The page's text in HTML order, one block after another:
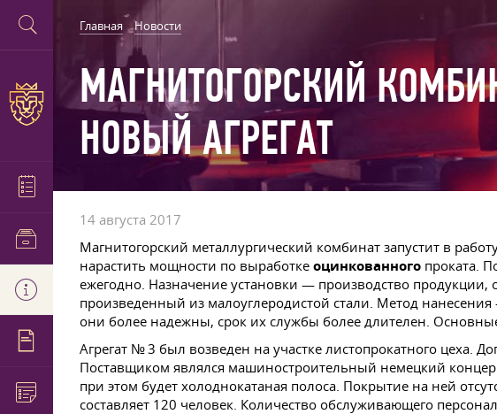
Главная Новости
МАГНИТОГОРСКИЙ
НОВЫЙ АГРЕГАТ
14 августа 2017
Магнитогорский металлургический комбинат запустит в
нарастить мощности по выработке оцинкованного проката.
ежегодно. Назначение установки — производство продукции,
произведенный из малоуглеродистой стали. Метод нанесения
они более надежны, срок их службы более длителен.
Агрегат № 3 был возведен на участке листопрокатного
Поставщиком являлся машиностроительный немецкий
при этом будет холоднокатаная полоса. Покрытие на ней
составляет 120 человек. Количество обслуживающего